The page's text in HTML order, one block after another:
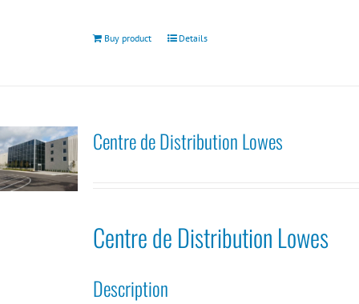
Buy product Details
Centre de Distribution Lowes
Centre de Distribution Lowes
Description